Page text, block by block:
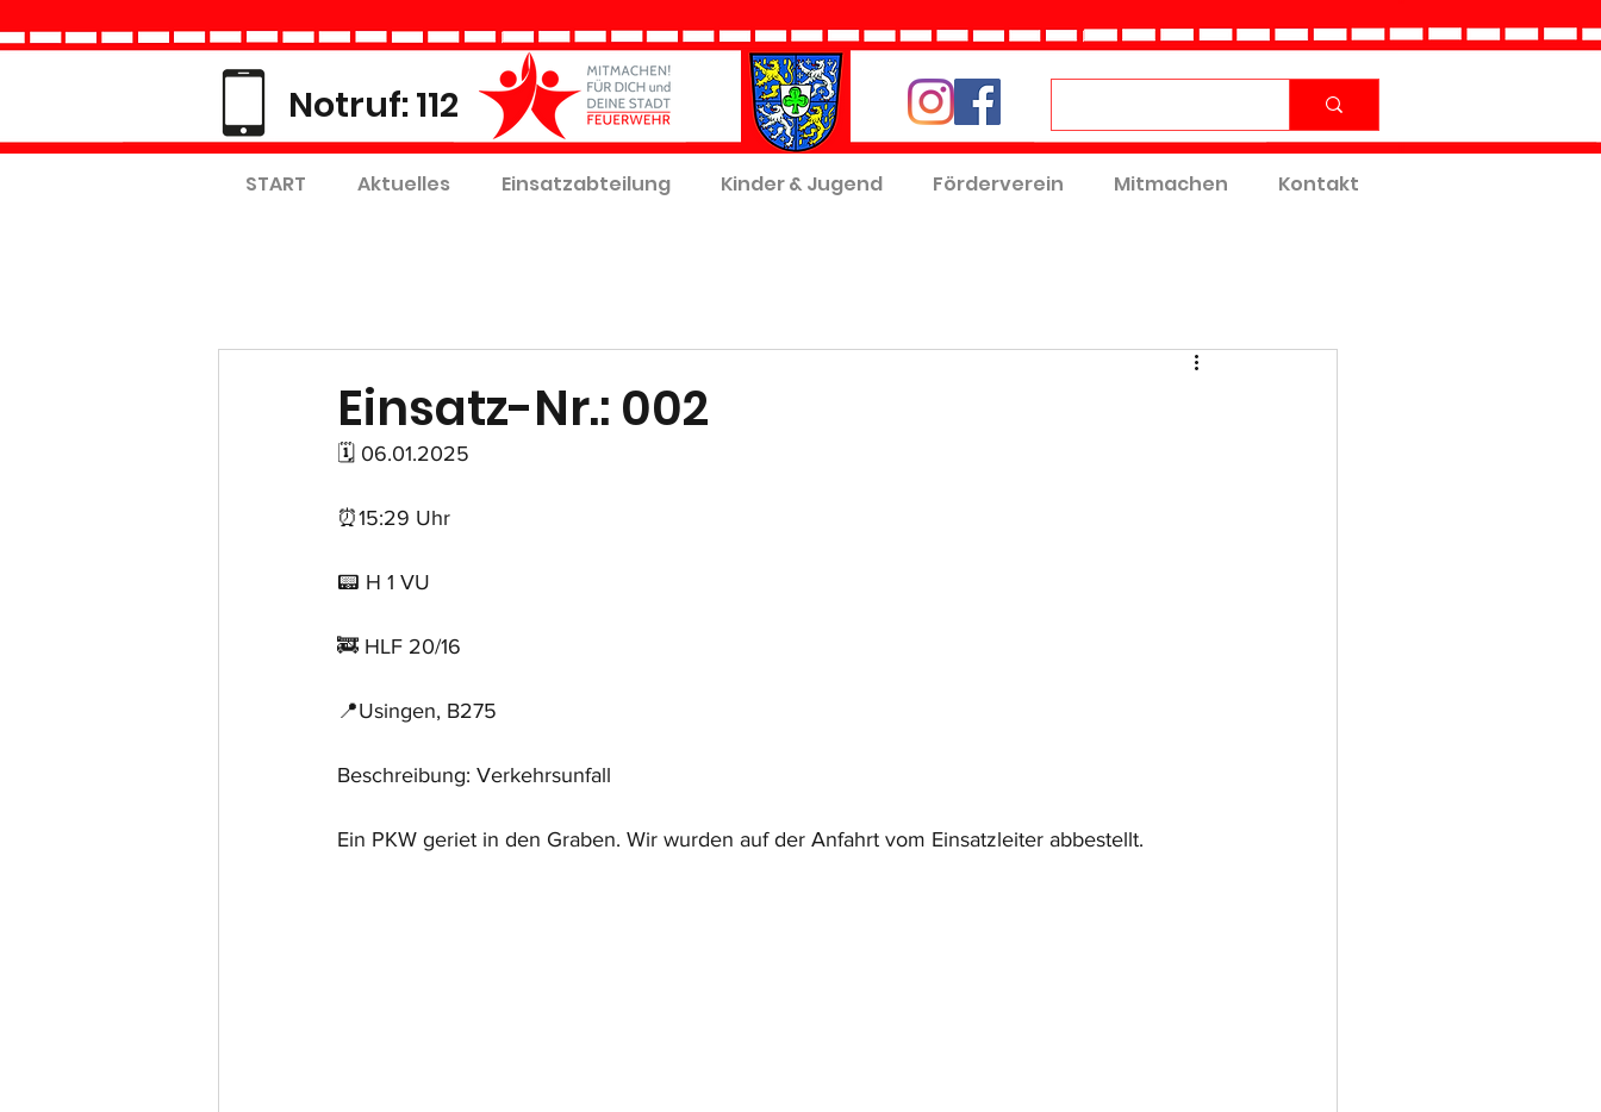
Notruf: 112
START Aktuelles Einsatzabteilung Kinder & Jugend Förderverein Mitmachen Kontakt
Einsatz-Nr.: 002
🗓 06.01.2025
⏰15:29 Uhr
📟 H 1 VU
🚒 HLF 20/16
📍Usingen, B275
Beschreibung: Verkehrsunfall
Ein PKW geriet in den Graben. Wir wurden auf der Anfahrt vom Einsatzleiter abbestellt.